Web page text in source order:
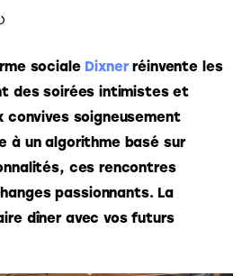
sociale Dixner réinvente les
des soirées intimistes et
convives soigneusement
à un algorithme basé sur
ces rencontres
passionnants. La
dîner avec vos futurs